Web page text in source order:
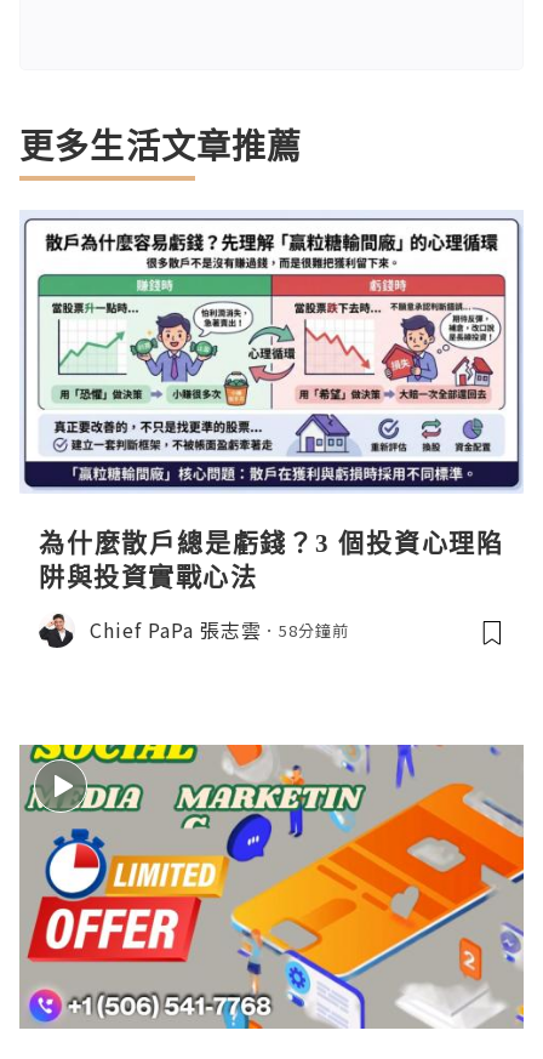
更多生活文章推薦
為什麼散戶總是虧錢？3 個投資心理陷
阱與投資實戰心法
Chief PaPa 張志雲 58分鐘前